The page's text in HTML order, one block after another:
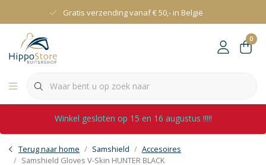
Gratis verzending vanaf € 50,- in België
0
Winkel gesloten op 15 en 16 augustus !!!!!
Terug naar home Samshield
Accesoires
Samshield Gloves V-Skin HUNTER BLACK